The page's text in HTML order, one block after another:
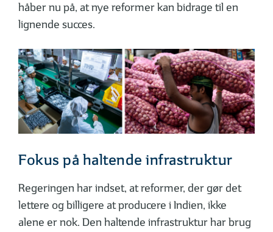
håber nu på, at nye reformer kan bidrage til en
lignende succes.
Fokus på haltende infrastruktur
Regeringen har indset, at reformer, der gør det
lettere og billigere at producere i Indien, ikke
alene er nok. Den haltende infrastruktur har brug